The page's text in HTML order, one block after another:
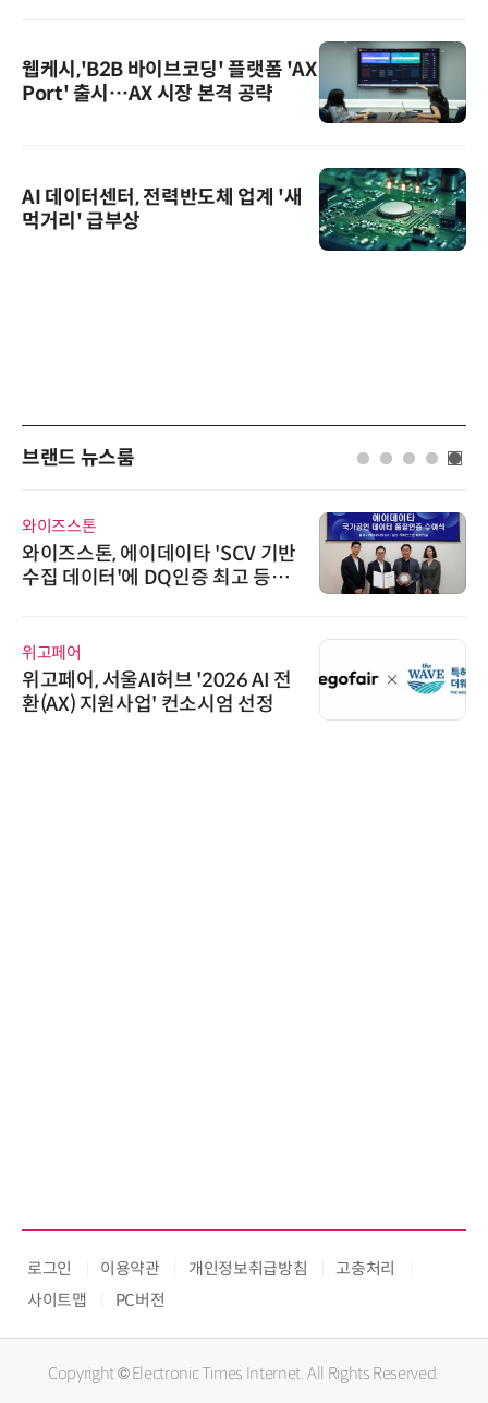
웹케시,'B2B 바이브코딩' 플랫폼 'AX
Port' 출시…AX 시장 본격 공략
AI 데이터센터, 전력반도체 업계 '새
먹거리' 급부상
브랜드 뉴스룸
와이즈스톤
와이즈스톤, 에이데이타 'SCV 기반
수집 데이터'에 DQ인증 최고 등급
위고페어
위고페어, 서울AI허브 '2026 AI 전
환(AX) 지원사업' 컨소시엄 선정
로그인 이용약관 개인정보취급방침
고충처리
사이트맵
PC버전
Copyright © Electronic Times Internet. All Rights Reserved.